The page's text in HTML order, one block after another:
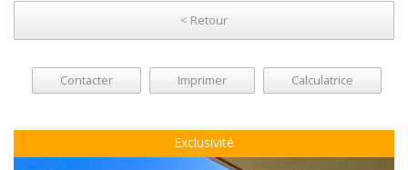
< Retour
Contacter Imprimer Calculatrice
Exclusivité